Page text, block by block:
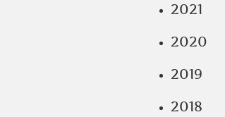
2021
2020
2019
2018